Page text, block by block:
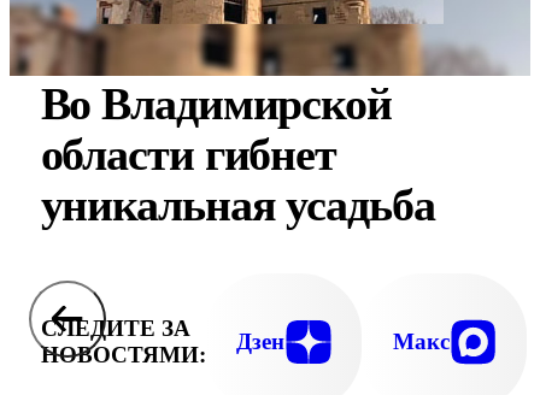
Во Владимирской
области гибнет
уникальная усадьба
СЛЕДИТЕ ЗА
НОВОСТЯМИ:
Дзен Макс